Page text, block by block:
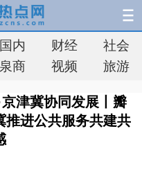
国内 财经
社会
泉商 视频 旅游
津冀协同发展丨瓣
进公共服务共建共